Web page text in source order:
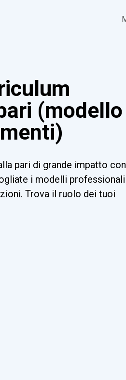
(modello
pari di grande impatto con
i modelli professionali
Trova il ruolo dei tuoi